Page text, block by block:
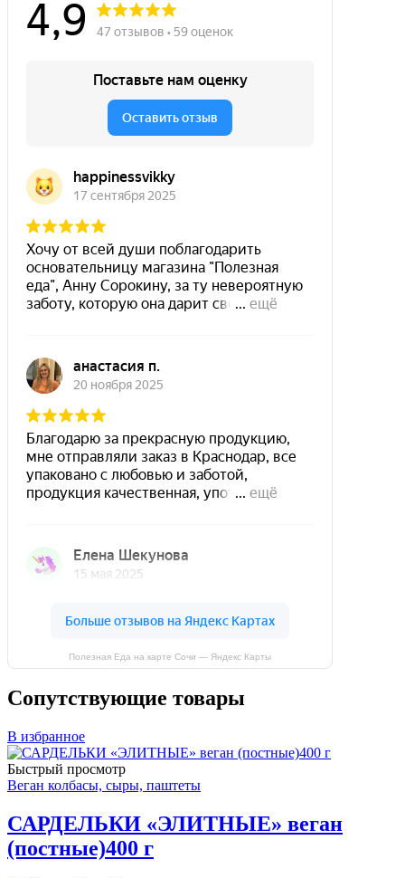
Полезная Еда на карте Сочи — Яндекс Карты
Сопутствующие товары
В избранное
Быстрый просмотр
Веган колбасы, сыры, паштеты
САРДЕЛЬКИ «ЭЛИТНЫЕ» веган
(постные)400 г